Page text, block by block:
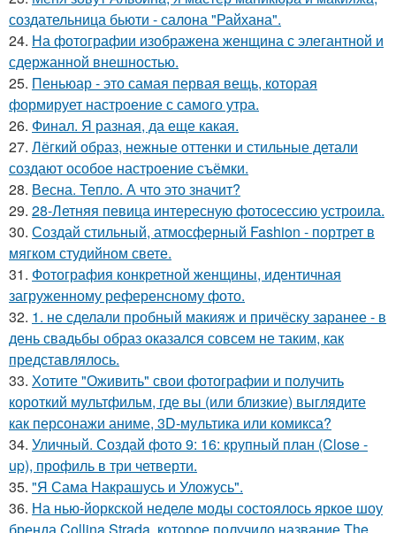
создательница бьюти - салона "Райхана".
24. На фотографии изображена женщина с элегантной и
сдержанной внешностью.
25. Пеньюар - это самая первая вещь, которая
формирует настроение с самого утра.
26. Финал. Я разная, да еще какая.
27. Лёгкий образ, нежные оттенки и стильные детали
создают особое настроение съёмки.
28. Весна. Тепло. А что это значит?
29. 28-Летняя певица интересную фотосессию устроила.
30. Создай стильный, атмосферный Fashion - портрет в
мягком студийном свете.
31. Фотография конкретной женщины, идентичная
загруженному референсному фото.
32. 1. не сделали пробный макияж и причёску заранее - в
день свадьбы образ оказался совсем не таким, как
представлялось.
33. Хотите "Оживить" свои фотографии и получить
короткий мультфильм, где вы (или близкие) выглядите
как персонажи аниме, 3D-мультика или комикса?
34. Уличный. Создай фото 9: 16: крупный план (Close -
up), профиль в три четверти.
35. "Я Сама Накрашусь и Уложусь".
36. На нью-йоркской неделе моды состоялось яркое шоу
бренда Collina Strada, которое получило название The